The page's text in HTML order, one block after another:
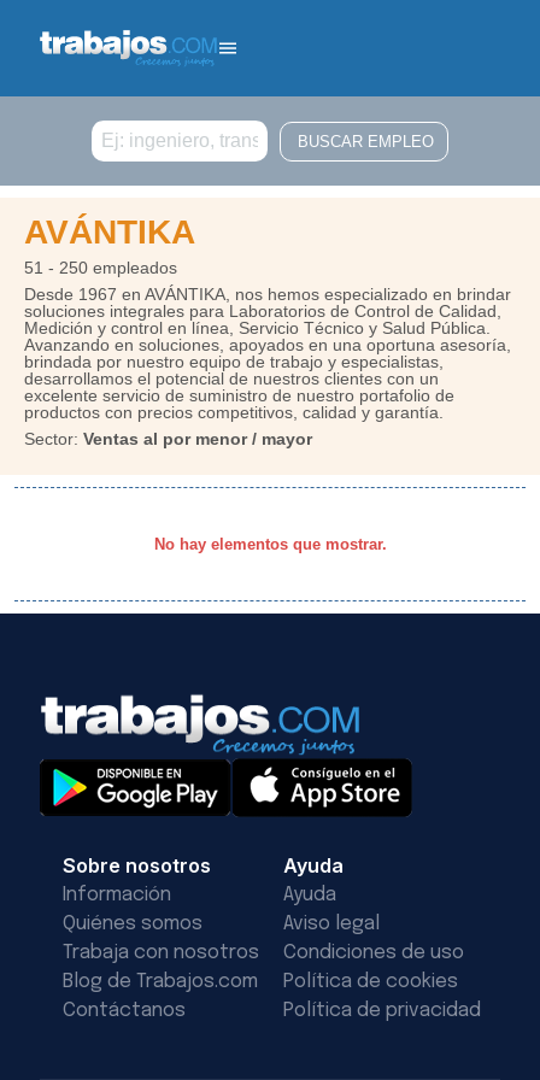
Buscar
AVÁNTIKA
51 - 250 empleados
Desde 1967 en AVÁNTIKA, nos hemos especializado en brindar
soluciones integrales para Laboratorios de Control de Calidad,
Medición y control en línea, Servicio Técnico y Salud Pública.
Avanzando en soluciones, apoyados en una oportuna asesoría,
brindada por nuestro equipo de trabajo y especialistas,
desarrollamos el potencial de nuestros clientes con un
excelente servicio de suministro de nuestro portafolio de
productos con precios competitivos, calidad y garantía.
Sector: Ventas al por menor / mayor
No hay elementos que mostrar.
Sobre nosotros
Información
Quiénes somos
Trabaja con nosotros
Blog de Trabajos.com
Contáctanos
Ayuda
Ayuda
Aviso legal
Condiciones de uso
Política de cookies
Política de privacidad